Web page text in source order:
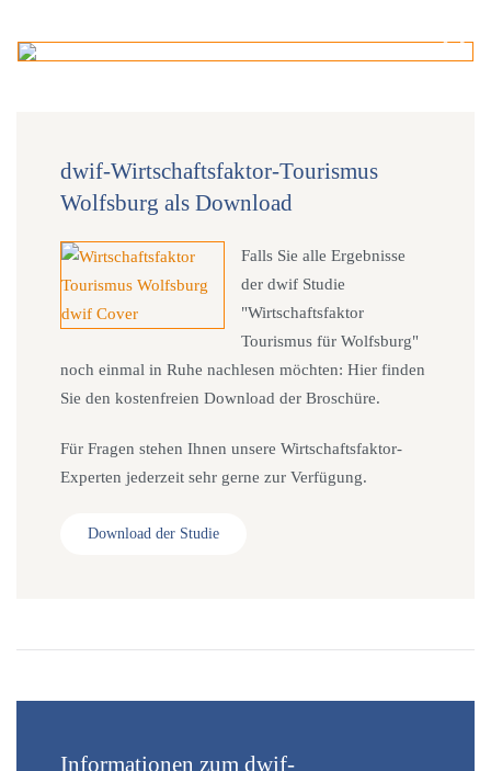
dwif-Wirtschaftsfaktor-Tourismus
Wolfsburg als Download
Falls Sie alle Ergebnisse
der dwif Studie
"Wirtschaftsfaktor
Tourismus für Wolfsburg"
noch einmal in Ruhe nachlesen möchten: Hier finden
Sie den kostenfreien Download der Broschüre.
Für Fragen stehen Ihnen unsere Wirtschaftsfaktor-
Experten jederzeit sehr gerne zur Verfügung.
Download der Studie
Informationen zum dwif-